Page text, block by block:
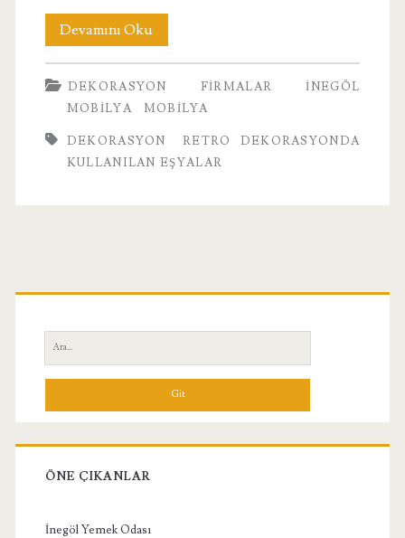
Devamını OkuRetro
Dekorasyonda
Kullanılan
DEKORASYON FIRMALAR
İNEGÖL
MOBILYA
MOBILYA
DEKORASYON
RETRO DEKORASYONDA
KULLANILAN EŞYALAR
Birincil
Yan
Menü
Ara:
ÖNE ÇIKANLAR
İnegöl Yemek Odası